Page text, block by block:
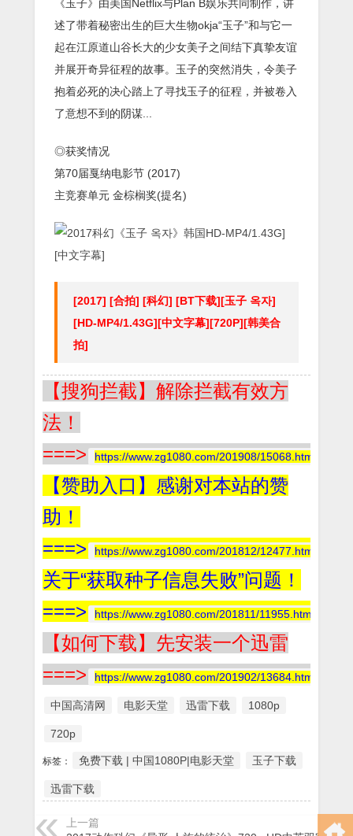
《玉子》由美国Netflix与Plan B娱乐共同制作，讲
述了带着秘密出生的巨大生物okja“玉子”和与它一
起在江原道山谷长大的少女美子之间结下真挚友谊
并展开奇异征程的故事。玉子的突然消失，令美子
抱着必死的决心踏上了寻找玉子的征程，并被卷入
了意想不到的阴谋...
◎获奖情况
第70届戛纳电影节 (2017)
主竞赛单元 金棕榈奖(提名)
[2017] [合拍] [科幻] [BT下载][玉子 옥자]
[HD-MP4/1.43G][中文字幕][720P][韩美合
拍]
【搜狗拦截】解除拦截有效方
法！
===>
https://www.zg1080.com/201908/15068.html
【赞助入口】感谢对本站的赞
助！
===>
https://www.zg1080.com/201812/12477.html
关于“获取种子信息失败”问题！
===>
https://www.zg1080.com/201811/11955.html
【如何下载】先安装一个迅雷
===>
https://www.zg1080.com/201902/13684.html
中国高清网 电影天堂 迅雷下载 1080p
720p
标签： 免费下载 | 中国1080P|电影天堂 玉子下载
迅雷下载
上一篇